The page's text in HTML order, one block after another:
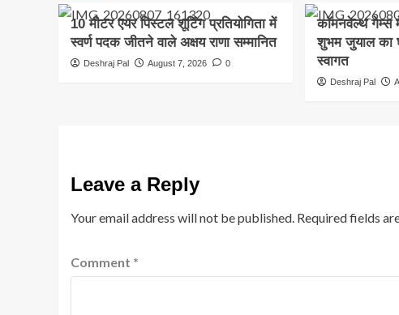
10 मीटर एयर पिस्टल शूटिंग प्रतियोगिता में
स्वर्ण पदक जीतने वाले अक्षय राणा सम्मानित
Deshraj Pal August 7, 2026 0
कॉमनवेल्थ गेम्स
शुभम जुयाल का
स्वागत
Deshraj Pal
Leave a Reply
Your email address will not be published. Required fields
Comment *